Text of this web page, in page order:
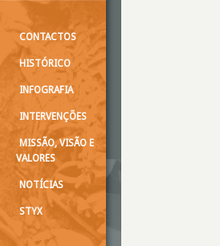
CONTACTOS
HISTÓRICO
INFOGRAFIA
INTERVENÇÕES
MISSÃO, VISÃO E
VALORES
NOTÍCIAS
STYX